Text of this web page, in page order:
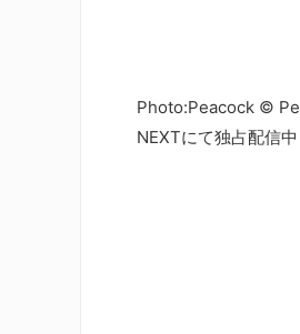
Photo:Peacock ©
NEXTにて独占配信中